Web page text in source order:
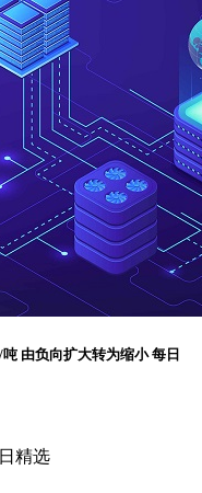
由负向扩大转为缩小 每日